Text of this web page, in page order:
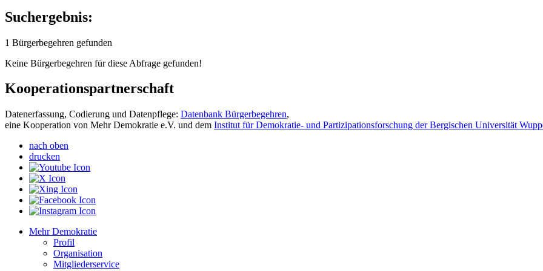
Suchergebnis:
1 Bürgerbegehren gefunden
Keine Bürgerbegehren für diese Abfrage gefunden!
Kooperationspartnerschaft
Datenerfassung, Codierung und Datenpflege: Datenbank Bürgerbegehren,
eine Kooperation von Mehr Demokratie e.V. und dem Institut für Demokratie- und Partizipationsforschung der Bergischen Universität
nach oben
drucken
Mehr Demokratie
Profil
Organisation
Mitgliederservice